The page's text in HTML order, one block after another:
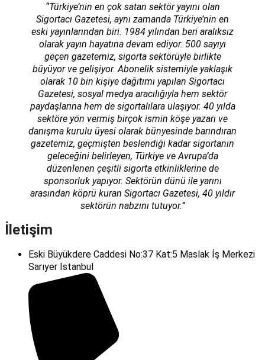
“Türkiye’nin en çok satan sektör yayını olan
Sigortacı Gazetesi, aynı zamanda Türkiye’nin en
eski yayınlarından biri. 1984 yılından beri aralıksız
olarak yayın hayatına devam ediyor. 500 sayıyı
geçen gazetemiz, sigorta sektörüyle birlikte
büyüyor ve gelişiyor. Abonelik sistemiyle yaklaşık
olarak 10 bin kişiye dağıtımı yapılan Sigortacı
Gazetesi, sosyal medya aracılığıyla hem sektör
paydaşlarına hem de sigortalılara ulaşıyor. 40 yılda
sektöre yön vermiş birçok ismin köşe yazarı ve
danışma kurulu üyesi olarak bünyesinde barındıran
gazetemiz, geçmişten beslendiği kadar sigortanın
geleceğini belirleyen, Türkiye ve Avrupa’da
düzenlenen çeşitli sigorta etkinliklerine de
sponsorluk yapıyor. Sektörün dünü ile yarını
arasından köprü kuran Sigortacı Gazetesi, 40 yıldır
sektörün nabzını tutuyor.”
İletişim
Eski Büyükdere Caddesi No:37 Kat:5 Maslak İş Merkezi
Sarıyer İstanbul